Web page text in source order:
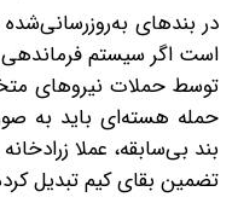
در بندهای
است ‌اگر سیستم
توسط حملات نیروهای
حمله هسته‌ای باید به
بند بی‌سابقه، عملا
تضمین بقای کیم تبدیل